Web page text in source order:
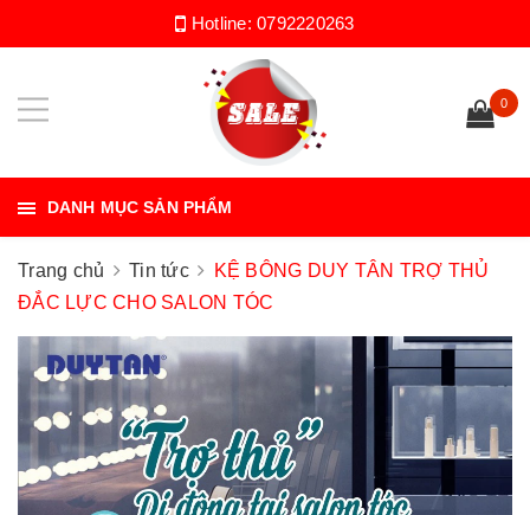
Hotline:0792220263
0
DANH MỤC SẢN PHẨM
Trang chủ Tin tức
KỆ BÔNG DUY TÂN TRỢ THỦ
ĐẮC LỰC CHO SALON TÓC